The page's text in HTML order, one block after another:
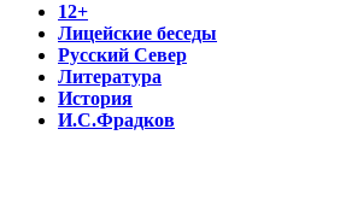
12+
Лицейские беседы
Русский Север
Литература
История
И.С.Фрадков